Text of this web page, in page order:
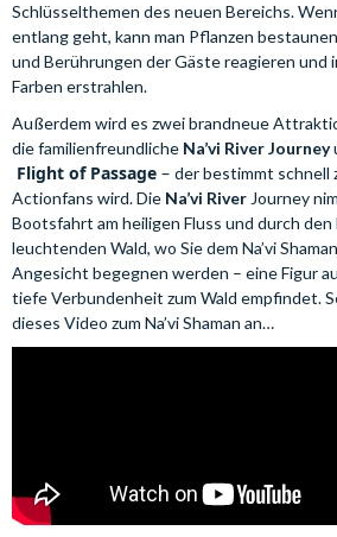
Schlüsselthemen des neuen Bereichs.
entlang geht, kann man Pflanzen
und Berührungen der Gäste reagieren und
Farben erstrahlen.
Außerdem wird es zwei brandneue
die familienfreundliche Na’vi River Journey
Flight of Passage – der bestimmt schnell
Actionfans wird. Die Na’vi River Journey
Bootsfahrt am heiligen Fluss und durch
leuchtenden Wald, wo Sie dem Na’vi
Angesicht begegnen werden – eine Figur
tiefe Verbundenheit zum Wald empfindet.
dieses Video zum Na’vi Shaman an…